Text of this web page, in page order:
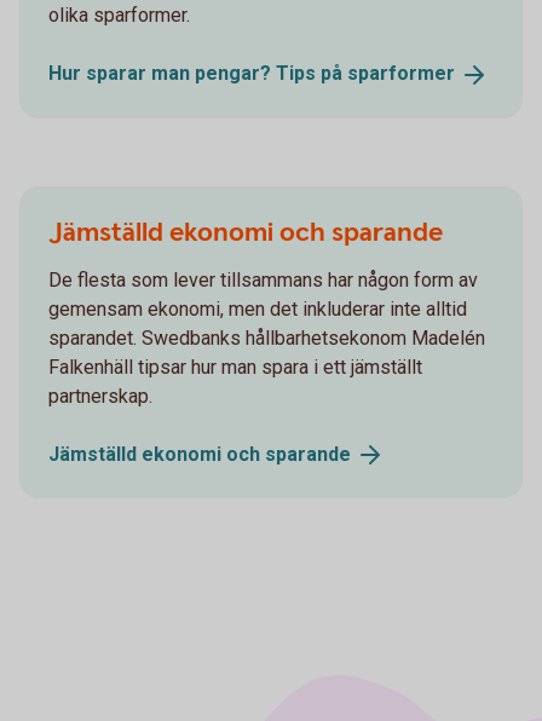
olika sparformer.
Hur sparar man pengar? Tips på sparformer
Jämställd ekonomi och sparande
De flesta som lever tillsammans har någon form av
gemensam ekonomi, men det inkluderar inte alltid
sparandet. Swedbanks hållbarhetsekonom Madelén
Falkenhäll tipsar hur man spara i ett jämställt
partnerskap.
Jämställd ekonomi och sparande